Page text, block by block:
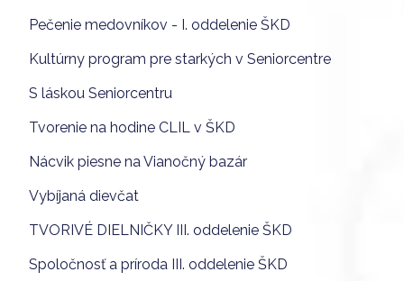
Pečenie medovníkov - I. oddelenie ŠKD
Kultúrny program pre starkých v Seniorcentre
S láskou Seniorcentru
Tvorenie na hodine CLIL v ŠKD
Nácvik piesne na Vianočný bazár
Vybíjaná dievčat
TVORIVÉ DIELNIČKY III. oddelenie ŠKD
Spoločnosť a príroda III. oddelenie ŠKD